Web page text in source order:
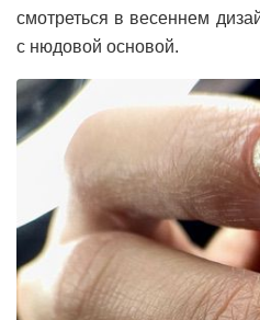
смотреться в весеннем
с нюдовой основой.